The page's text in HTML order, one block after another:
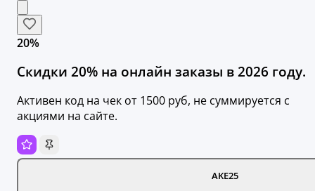
20%
Скидки 20% на онлайн заказы в 2026 году.
Активен код на чек от 1500 руб, не суммируется c
акциями на сайте.
AKE25